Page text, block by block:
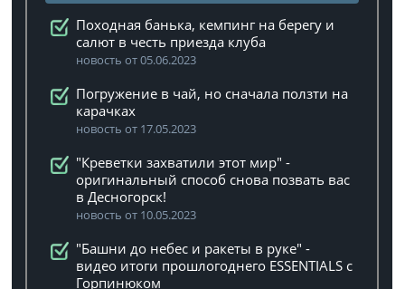
Походная банька, кемпинг на берегу и
салют в честь приезда клуба
новость от 05.06.2023
Погружение в чай, но сначала ползти на
карачках
новость от 17.05.2023
"Креветки захватили этот мир" -
оригинальный способ снова позвать вас
в Десногорск!
новость от 10.05.2023
"Башни до небес и ракеты в руке" -
видео итоги прошлогоднего ESSENTIALS с
Горпинюком